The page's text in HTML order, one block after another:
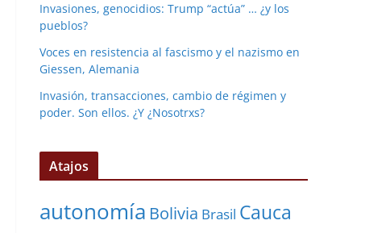
Invasiones, genocidios: Trump “actúa” … ¿y los
pueblos?
Voces en resistencia al fascismo y el nazismo en
Giessen, Alemania
Invasión, transacciones, cambio de régimen y
poder. Son ellos. ¿Y ¿Nosotrxs?
Atajos
autonomía Bolivia Brasil Cauca